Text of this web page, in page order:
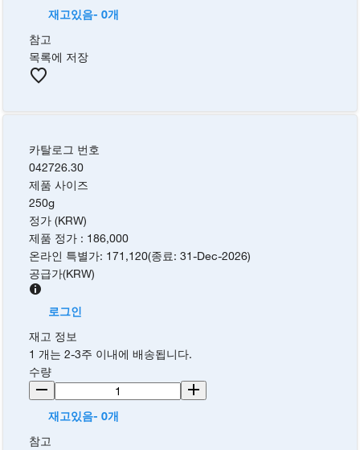
재고있음- 0개
참고
목록에 저장
카탈로그 번호
042726.30
제품 사이즈
250g
정가 (KRW)
제품 정가 : 186,000
온라인 특별가: 171,120(종료:31-Dec-2026)
공급가(KRW)
로그인
재고 정보
1 개는 2-3주 이내에 배송됩니다.
수량
재고있음- 0개
참고